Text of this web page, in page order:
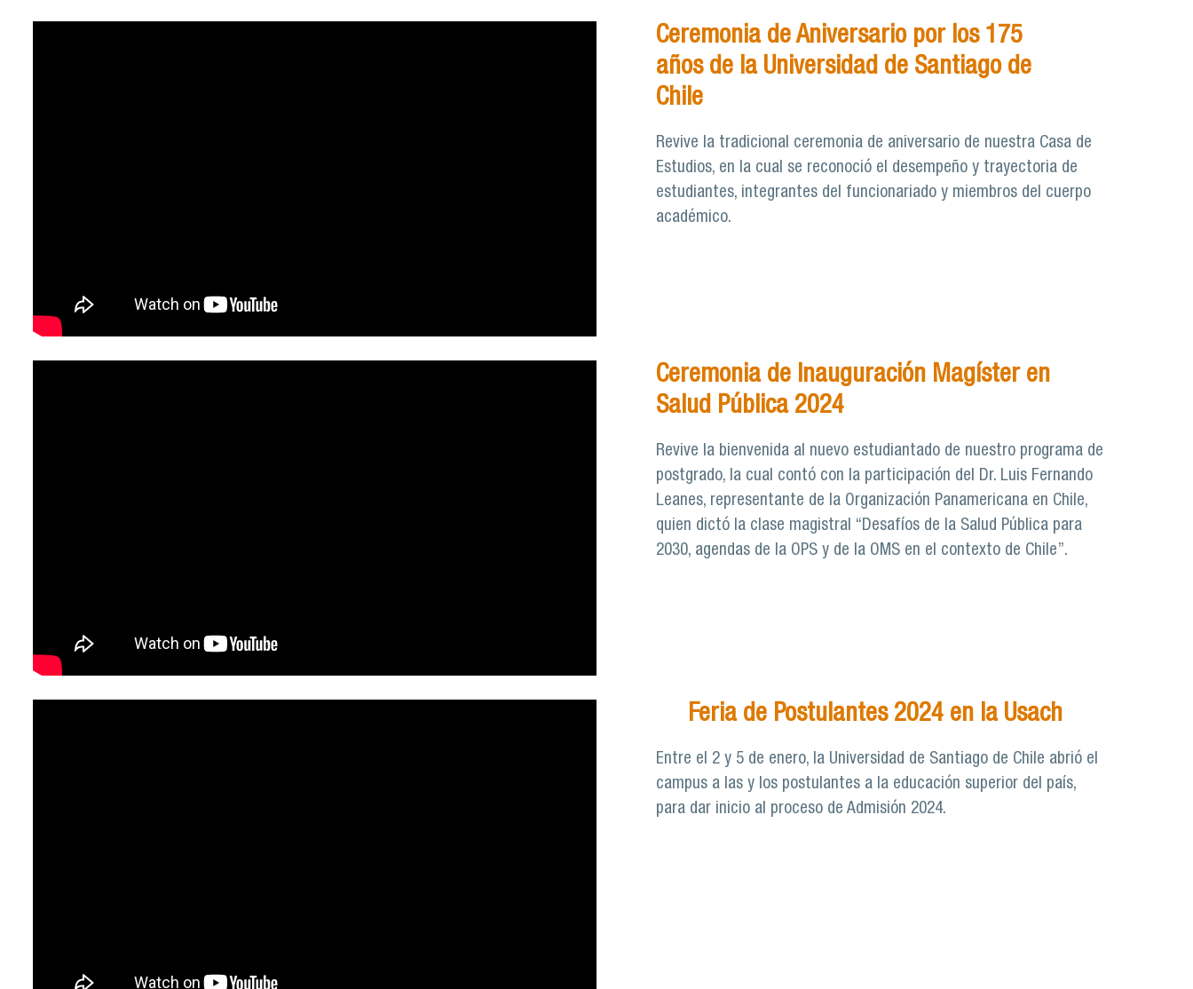
Ceremonia de Aniversario por los 175
años de la Universidad de Santiago de
Chile
Revive la tradicional ceremonia de aniversario de nuestra Casa de
Estudios, en la cual se reconoció el desempeño y trayectoria de
estudiantes, integrantes del funcionariado y miembros del cuerpo
académico.
Ceremonia de Inauguración Magíster en
Salud Pública 2024
Revive la bienvenida al nuevo estudiantado de nuestro programa de
postgrado, la cual contó con la participación del Dr. Luis Fernando
Leanes, representante de la Organización Panamericana en Chile,
quien dictó la clase magistral “Desafíos de la Salud Pública para
2030, agendas de la OPS y de la OMS en el contexto de Chile”.
Feria de Postulantes 2024 en la Usach
Entre el 2 y 5 de enero, la Universidad de Santiago de Chile abrió el
campus a las y los postulantes a la educación superior del país,
para dar inicio al proceso de Admisión 2024.